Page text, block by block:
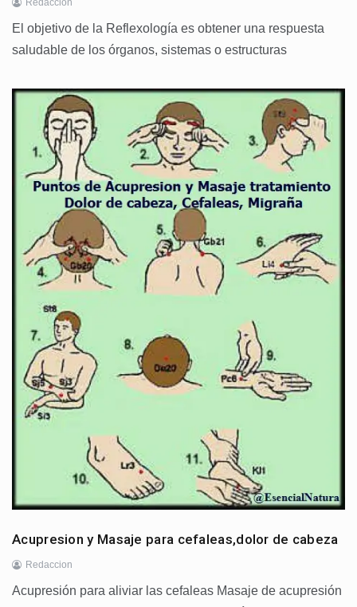
Redaccion
El objetivo de la Reflexología es obtener una respuesta
saludable de los órganos, sistemas o estructuras
Acupresion y Masaje para cefaleas,dolor de cabeza
Redaccion
Acupresión para aliviar las cefaleas Masaje de acupresión